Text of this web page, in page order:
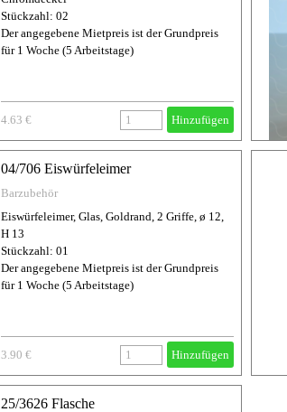
Stückzahl: 02
Der angegebene Mietpreis ist der Grundpreis
für 1 Woche (5 Arbeitstage)
4.63 € Hinzufügen
04/706 Eiswürfeleimer
Barzubehör
Eiswürfeleimer, Glas, Goldrand, 2 Griffe, ø 12,
H 13
Stückzahl: 01
Der angegebene Mietpreis ist der Grundpreis
für 1 Woche (5 Arbeitstage)
3.90 € Hinzufügen
25/3626 Flasche